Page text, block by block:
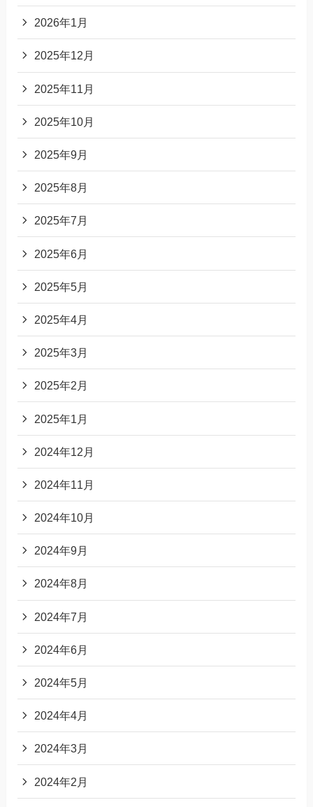
2026年1月
2025年12月
2025年11月
2025年10月
2025年9月
2025年8月
2025年7月
2025年6月
2025年5月
2025年4月
2025年3月
2025年2月
2025年1月
2024年12月
2024年11月
2024年10月
2024年9月
2024年8月
2024年7月
2024年6月
2024年5月
2024年4月
2024年3月
2024年2月